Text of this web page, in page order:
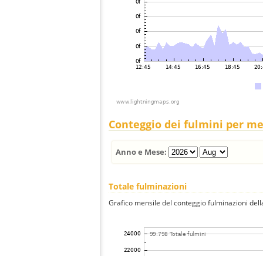
Conteggio dei fulmini per
Anno e Mese:
Totale fulminazioni
Grafico mensile del conteggio fulminazioni